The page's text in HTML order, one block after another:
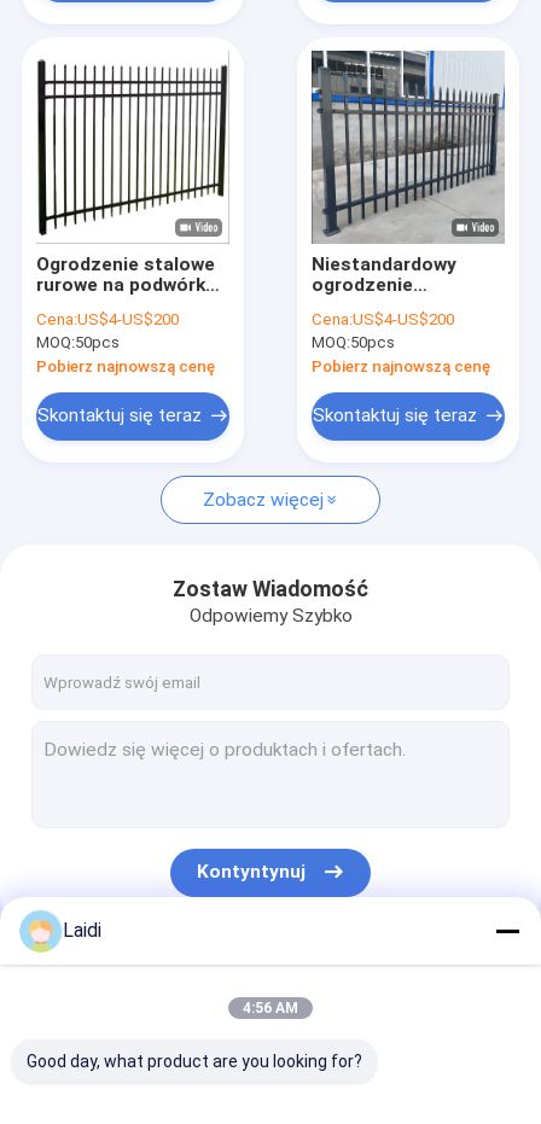
Ogrodzenie stalowe
rurowe na podwórku
mm
Cena:US$4-US$200
MOQ:50pcs
Pobierz najnowszą cenę
Skontaktuj się teraz
Niestandardowy
ogrodzenie
Cena:US$4-US$200
MOQ:50pcs
Pobierz najnowszą cenę
Skontaktuj się teraz
Zobacz więcej
Zostaw Wiadomość
Odpowiemy Szybko
Kontyntynuj
Nasze Kategorie
Laidi
4:56 AM
Good day, what product are you looking for?